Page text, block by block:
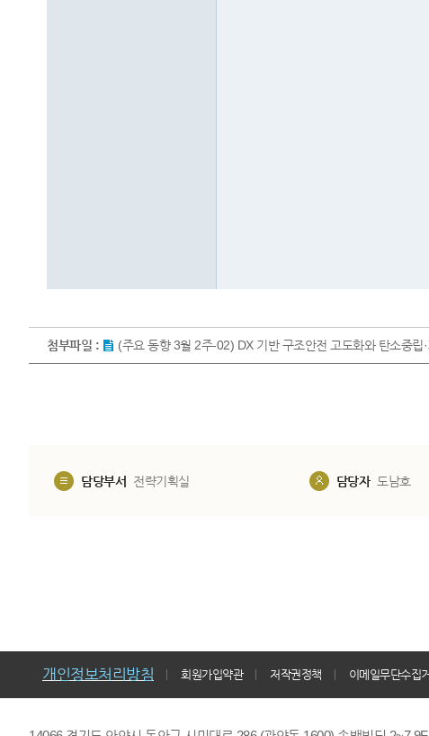
첨부파일 : (주요 동향 3월 2주-02) DX 기반 구조안전 고도화와 탄소중
담당부서 전략기획실 담당자 도남호
개인정보처리방침 회원가입약관 저작권정책 이메일무단수집